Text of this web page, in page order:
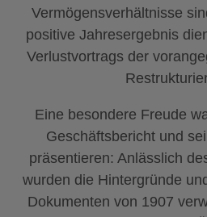
Vermögensverhältnisse
positive Jahresergebnis
Verlustvortrags der
Eine besondere Freude
Geschäftsbericht und
präsentieren: Anlässlich
wurden die Hintergründe
Dokumenten von 1907